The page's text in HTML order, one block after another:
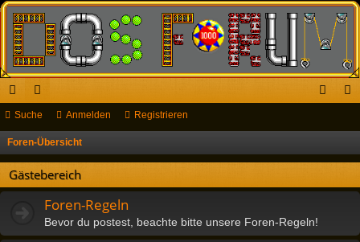
ch
ne
llz
ug
or
en
el
de
rie
re
Suche Anmelden Registrieren
Foren-Übersicht
u
Gästebereich
Foren-Regeln
Bevor du postest, beachte bitte unsere Foren-Regeln!